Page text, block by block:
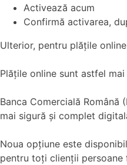
Activează acum
Confirmă activarea,
Ulterior, pentru plățile
Plățile online sunt astfel
Banca Comercială
mai sigură și complet
Noua opțiune este
pentru toți clienții persoane